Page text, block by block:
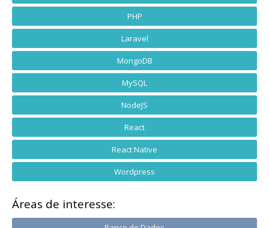
PHP
Laravel
MongoDB
MySQL
NodeJS
React
React Native
Wordpress
Áreas de interesse: